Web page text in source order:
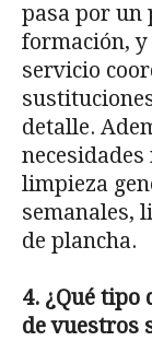
pasa por un
formación, y
servicio
detalle.
limpieza
semanales,
de plancha.
4. ¿Qué tipo
de vuestros